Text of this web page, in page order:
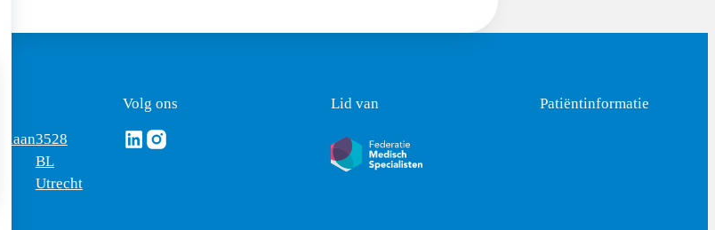
3528
BL
Utrecht
Volg ons
Volg ons via Linkedin
Volg ons via Instagram
Lid van Patiëntinformatie